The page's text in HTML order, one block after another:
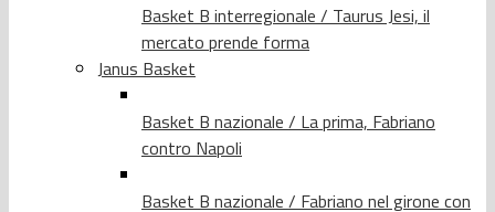
Basket B interregionale / Taurus Jesi, il
mercato prende forma
Janus Basket
Basket B nazionale / La prima, Fabriano
contro Napoli
Basket B nazionale / Fabriano nel girone con